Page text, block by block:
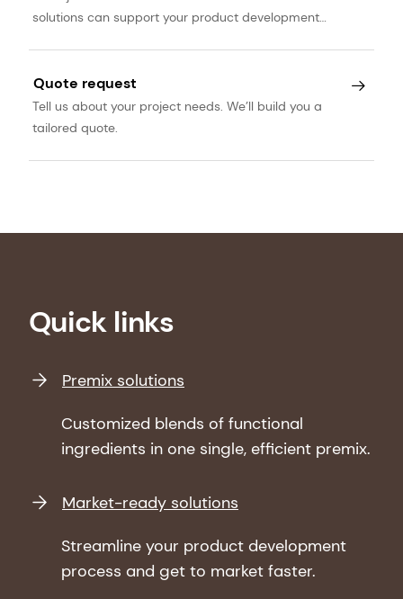
solutions can support your product development
Quote request
Tell us about your project needs. We’ll build you a
tailored quote.
Quick links
Premix solutions
Customized blends of functional
ingredients in one single, efficient premix.
Market-ready solutions
Streamline your product development
process and get to market faster.